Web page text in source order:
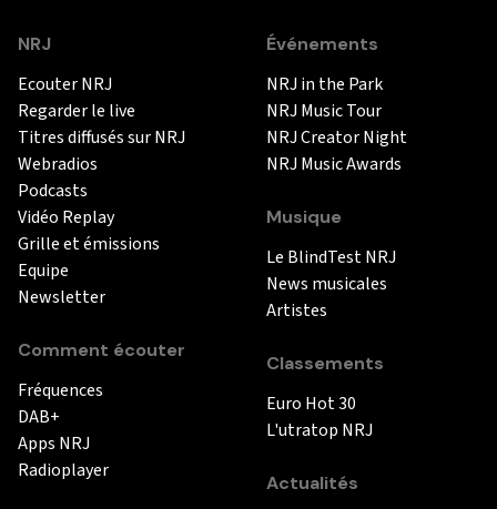
NRJ
Ecouter NRJ
Regarder le live
Titres diffusés sur NRJ
Webradios
Podcasts
Vidéo Replay
Grille et émissions
Equipe
Newsletter
Comment écouter
Fréquences
DAB+
Apps NRJ
Radioplayer
Événements
NRJ in the Park
NRJ Music Tour
NRJ Creator Night
NRJ Music Awards
Musique
Le BlindTest NRJ
News musicales
Artistes
Classements
Euro Hot 30
L'utratop NRJ
Actualités